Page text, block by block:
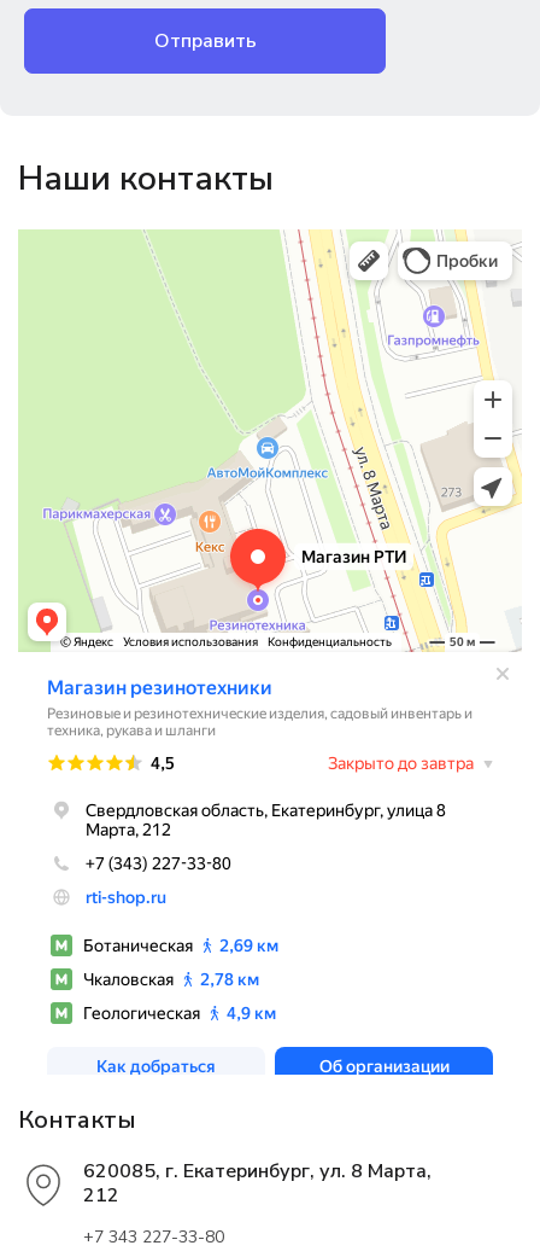
Отправить
Наши контакты
Магазин резинотехники
Резиновые и резинотехнические изделия в Екатеринбурге
Садовый инвентарь и техника в Екатеринбурге
Контакты
620085, г. Екатеринбург, ул. 8 Марта,
212
+7 343 227-33-80